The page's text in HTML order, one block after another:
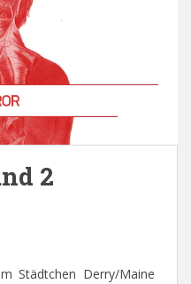
2
Städtchen Derry/Maine